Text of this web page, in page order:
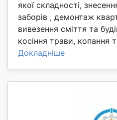
якої складності,
заборів , демонтаж
вивезення сміття та
косіння трави, копання
Докладніше